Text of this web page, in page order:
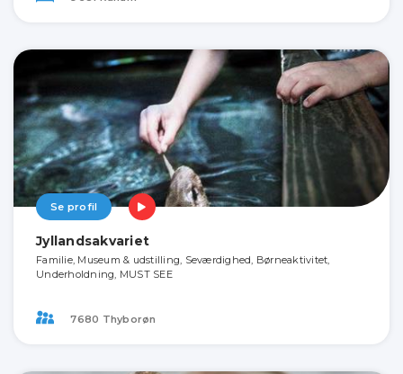
Se profil
Jyllandsakvariet
Familie, Museum & udstilling, Seværdighed, Børneaktivitet,
Underholdning, MUST SEE
7680 Thyborøn